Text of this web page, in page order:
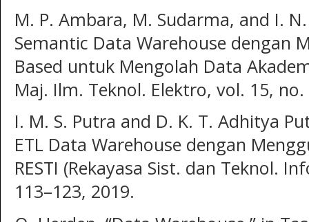
M. P. Ambara, M. Sudarma, and I.
Semantic Data Warehouse dengan
Based untuk Mengolah Data
Maj. Ilm. Teknol. Elektro, vol. 15,
I. M. S. Putra and D. K. T. Adhitya
ETL Data Warehouse dengan
RESTI (Rekayasa Sist. dan Teknol.
113–123, 2019.